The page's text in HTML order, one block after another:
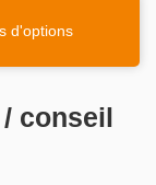
d'options
conseil